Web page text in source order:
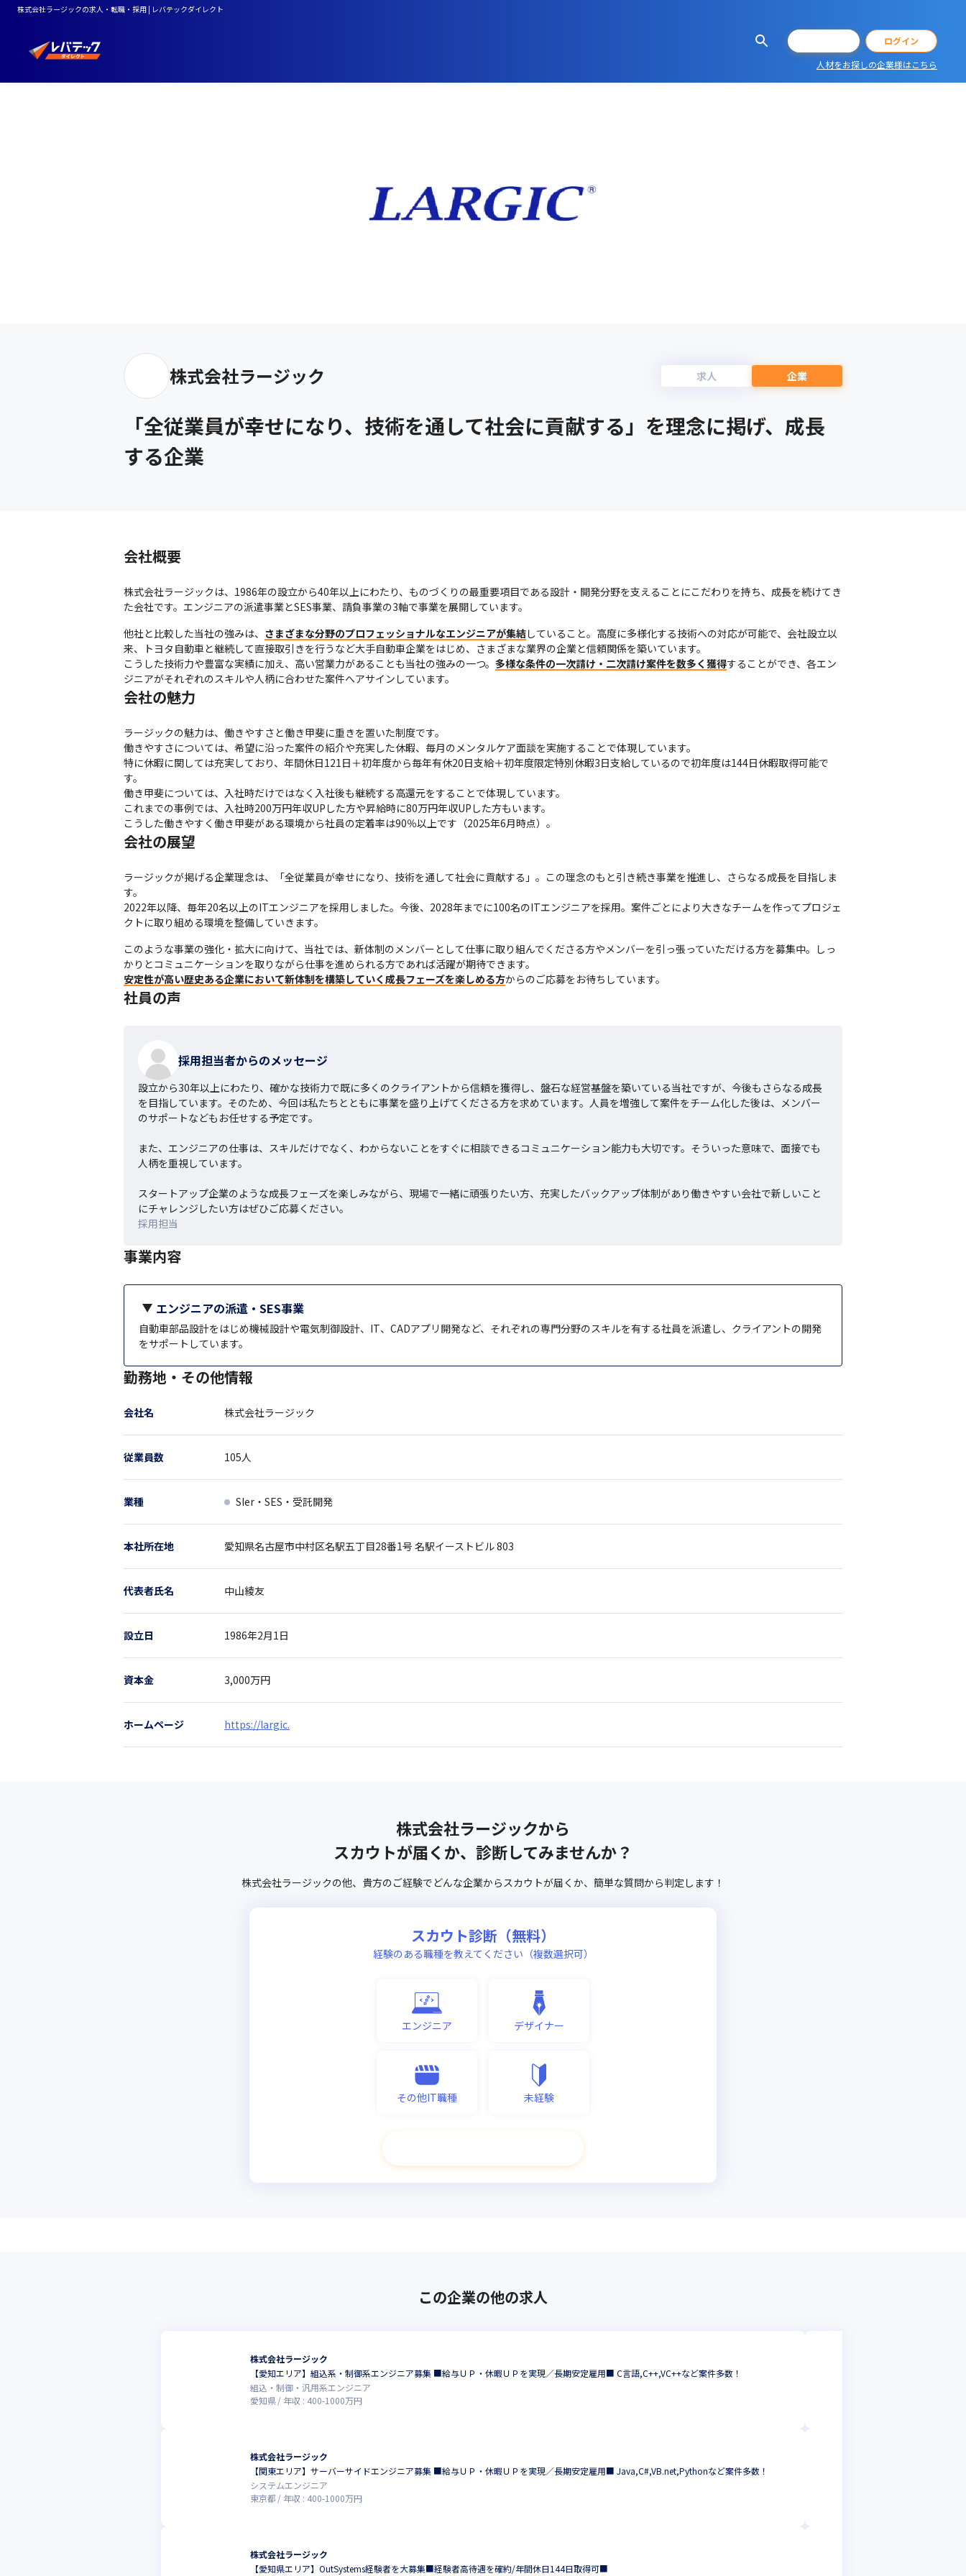
株式会社ラージックの求人・転職・採用 | レバテックダイレクト
ログイン
人材をお探しの企業様はこちら
株式会社ラージック 求人 企業
「全従業員が幸せになり、技術を通して社会に貢献する」を理念に掲げ、成長
する企業
会社概要
株式会社ラージックは、1986年の設立から40年以上にわたり、ものづくりの最重要項目である設計・開発分野を支えることにこだわりを持ち、成長を続けてき
た会社です。エンジニアの派遣事業とSES事業、請負事業の3軸で事業を展開しています。
他社と比較した当社の強みは、 さまざまな分野のプロフェッショナルなエンジニアが集結していること。高度に多様化する技術への対応が可能で、会社設立以
来、トヨタ自動車と継続して直接取引きを行うなど大手自動車企業をはじめ、さまざまな業界の企業と信頼関係を築いています。
こうした技術力や豊富な実績に加え、高い営業力があることも当社の強みの一つ。 多様な条件の一次請け・二次請け案件を数多く獲得することができ、各エン
ジニアがそれぞれのスキルや人柄に合わせた案件へアサインしています。
会社の魅力
ラージックの魅力は、働きやすさと働き甲斐に重きを置いた制度です。
働きやすさについては、希望に沿った案件の紹介や充実した休暇、毎月のメンタルケア面談を実施することで体現しています。
特に休暇に関しては充実しており、年間休日121日＋初年度から毎年有休20日支給＋初年度限定特別休暇3日支給しているので初年度は144日休暇取得可能で
す。
働き甲斐については、入社時だけではなく入社後も継続する高還元をすることで体現しています。
これまでの事例では、入社時200万円年収UPした方や昇給時に80万円年収UPした方もいます。
こうした働きやすく働き甲斐がある環境から社員の定着率は90％以上です（2025年6月時点）。
会社の展望
ラージックが掲げる企業理念は、「全従業員が幸せになり、技術を通して社会に貢献する」。この理念のもと引き続き事業を推進し、さらなる成長を目指しま
す。
2022年以降、毎年20名以上のITエンジニアを採用しました。今後、2028年までに100名のITエンジニアを採用。案件ごとにより大きなチームを作ってプロジェ
クトに取り組める環境を整備していきます。
このような事業の強化・拡大に向けて、当社では、新体制のメンバーとして仕事に取り組んでくださる方やメンバーを引っ張っていただける方を募集中。しっ
安定性が高い歴史ある企業において新体制を構築していく成長フェーズを楽しめる方からのご応募をお待ちしています。
社員の声
採用担当者からのメッセージ
設立から30年以上にわたり、確かな技術力で既に多くのクライアントから信頼を獲得し、盤石な経営基盤を築いている当社ですが、今後もさらなる成長
を目指しています。そのため、今回は私たちとともに事業を盛り上げてくださる方を求めています。人員を増強して案件をチーム化した後は、メンバー
のサポートなどもお任せする予定です。
また、エンジニアの仕事は、スキルだけでなく、わからないことをすぐに相談できるコミュニケーション能力も大切です。そういった意味で、面接でも
人柄を重視しています。
スタートアップ企業のような成長フェーズを楽しみながら、現場で一緒に頑張りたい方、充実したバックアップ体制があり働きやすい会社で新しいこと
にチャレンジしたい方はぜひご応募ください。
採用担当
事業内容
エンジニアの派遣・SES事業
自動車部品設計をはじめ機械設計や電気制御設計、IT、CADアプリ開発など、それぞれの専門分野のスキルを有する社員を派遣し、クライアントの開発
をサポートしています。
勤務地・その他情報
会社名 株式会社ラージック
従業員数 105人
業種 SIer・SES・受託開発
本社所在地 愛知県名古屋市中村区名駅五丁目28番1号 名駅イーストビル 803
代表者氏名 中山綾友
設立日 1986年2月1日
資本金 3,000万円
ホームページ https://largic.
株式会社ラージックから
スカウトが届くか、診断してみませんか？
株式会社ラージックの他、 貴方のご経験でどんな企業からスカウトが届くか、 簡単な質問から判定します！
スカウト診断（無料）
経験のある職種を教えてください（複数選択可）
エンジニア デザイナー
その他IT職種 未経験
この企業の他の求人
株式会社ラージック
【愛知エリア】組込系・制御系エンジニア募集 ■給与ＵＰ・休暇ＵＰを実現／長期安定雇用■ C言語,C++,VC++など案件多数！
組込・制御・汎用系エンジニア
愛知県
年収 : 400-1000万円
株式会社ラージック
【関東エリア】サーバーサイドエンジニア募集 ■給与ＵＰ・休暇ＵＰを実現／長期安定雇用■ Java,C#,VB.net,Pythonなど案件多数！
システムエンジニア
東京都
年収 : 400-1000万円
株式会社ラージック
【愛知県エリア】OutSystems経験者を大募集■経験者高待遇を確約/年間休日144日取得可■